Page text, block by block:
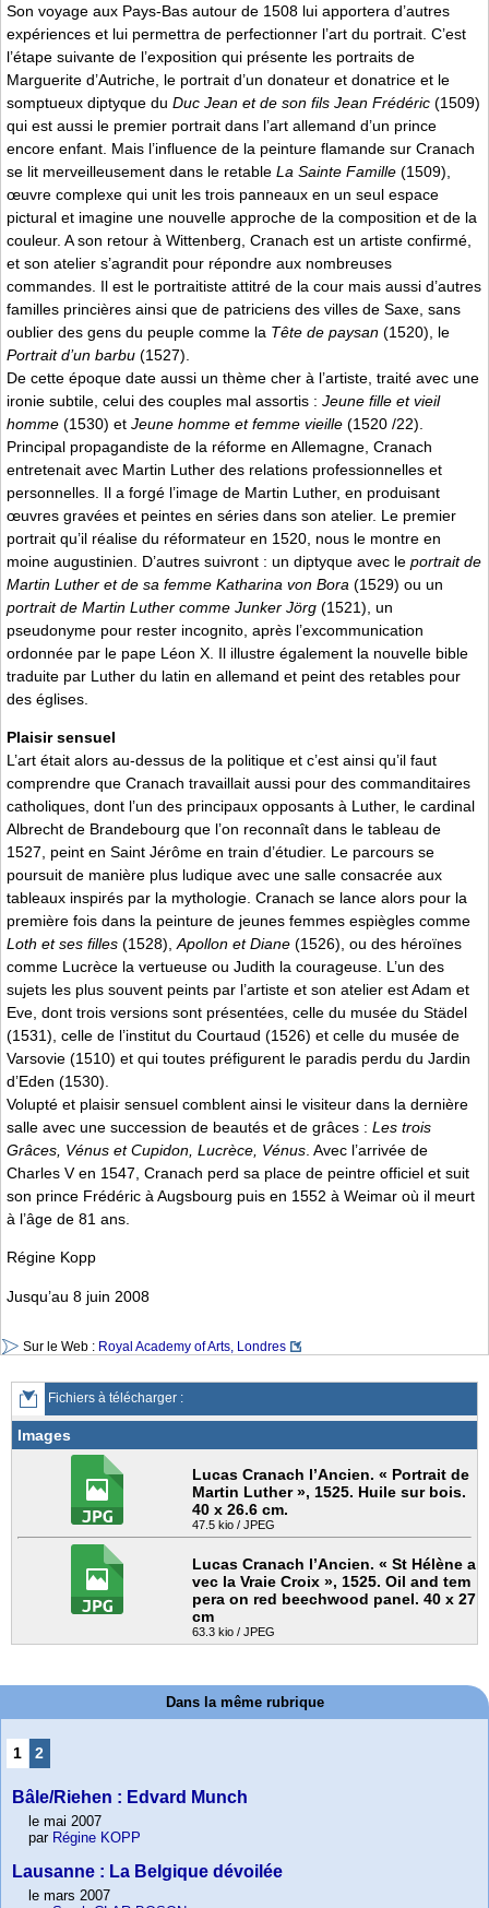
Son voyage aux Pays-Bas autour de 1508 lui apportera d’autres
expériences et lui permettra de perfectionner l’art du portrait. C’est
l’étape suivante de l’exposition qui présente les portraits de
Marguerite d’Autriche, le portrait d’un donateur et donatrice et le
somptueux diptyque du Duc Jean et de son fils Jean Frédéric (1509)
qui est aussi le premier portrait dans l’art allemand d’un prince
encore enfant. Mais l’influence de la peinture flamande sur Cranach
se lit merveilleusement dans le retable La Sainte Famille (1509),
œuvre complexe qui unit les trois panneaux en un seul espace
pictural et imagine une nouvelle approche de la composition et de la
couleur. A son retour à Wittenberg, Cranach est un artiste confirmé,
et son atelier s’agrandit pour répondre aux nombreuses
commandes. Il est le portraitiste attitré de la cour mais aussi d’autres
familles princières ainsi que de patriciens des villes de Saxe, sans
oublier des gens du peuple comme la Tête de paysan (1520), le
Portrait d’un barbu (1527).
De cette époque date aussi un thème cher à l’artiste, traité avec une
ironie subtile, celui des couples mal assortis : Jeune fille et vieil
homme (1530) et Jeune homme et femme vieille (1520 /22).
Principal propagandiste de la réforme en Allemagne, Cranach
entretenait avec Martin Luther des relations professionnelles et
personnelles. Il a forgé l’image de Martin Luther, en produisant
œuvres gravées et peintes en séries dans son atelier. Le premier
portrait qu’il réalise du réformateur en 1520, nous le montre en
moine augustinien. D’autres suivront : un diptyque avec le portrait de
Martin Luther et de sa femme Katharina von Bora (1529) ou un
portrait de Martin Luther comme Junker Jörg (1521), un
pseudonyme pour rester incognito, après l’excommunication
ordonnée par le pape Léon X. Il illustre également la nouvelle bible
traduite par Luther du latin en allemand et peint des retables pour
des églises.
Plaisir sensuel
L’art était alors au-dessus de la politique et c’est ainsi qu’il faut
comprendre que Cranach travaillait aussi pour des commanditaires
catholiques, dont l’un des principaux opposants à Luther, le cardinal
Albrecht de Brandebourg que l’on reconnaît dans le tableau de
1527, peint en Saint Jérôme en train d’étudier. Le parcours se
poursuit de manière plus ludique avec une salle consacrée aux
tableaux inspirés par la mythologie. Cranach se lance alors pour la
première fois dans la peinture de jeunes femmes espiègles comme
Loth et ses filles (1528), Apollon et Diane (1526), ou des héroïnes
comme Lucrèce la vertueuse ou Judith la courageuse. L’un des
sujets les plus souvent peints par l’artiste et son atelier est Adam et
Eve, dont trois versions sont présentées, celle du musée du Städel
(1531), celle de l’institut du Courtaud (1526) et celle du musée de
Varsovie (1510) et qui toutes préfigurent le paradis perdu du Jardin
d’Eden (1530).
Volupté et plaisir sensuel comblent ainsi le visiteur dans la dernière
salle avec une succession de beautés et de grâces : Les trois
Grâces, Vénus et Cupidon, Lucrèce, Vénus . Avec l’arrivée de
Charles V en 1547, Cranach perd sa place de peintre officiel et suit
son prince Frédéric à Augsbourg puis en 1552 à Weimar où il meurt
à l’âge de 81 ans.
Régine Kopp
Jusqu’au 8 juin 2008
Sur le Web : Royal Academy of Arts, Londres
Fichiers à télécharger :
Images
Lucas Cranach l’Ancien. « Portrait de
Martin Luther », 1525. Huile sur bois.
40 x 26.6 cm.
47.5 kio / JPEG
Lucas Cranach l’Ancien. « St Hélène a
vec la Vraie Croix », 1525. Oil and tem
pera on red beechwood panel. 40 x 27
cm
63.3 kio / JPEG
Dans la même rubrique
1 2
Bâle/Riehen : Edvard Munch
le mai 2007
par Régine KOPP
Lausanne : La Belgique dévoilée
le mars 2007